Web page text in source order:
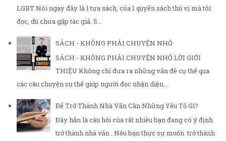
LGBT Nói ngay đây là 1 tựa sách, của 1 quyển sách thú vị mà tôi
đọc, dù chưa gặp tác giả. S...
SÁCH - KHÔNG PHẢI CHUYỆN NHỎ
SÁCH - KHÔNG PHẢI CHUYỆN NHỎ LỜI GIỚI
THIỆU Không chỉ đưa ra những vấn đề cụ thể qua
các câu chuyện cụ thể giúp người đọc nhận diện...
Để Trở Thành Nhà Văn Cần Những Yếu Tố Gì?
Đây hẳn là câu hỏi của rất nhiều bạn đang có ý định
trở thành nhà văn . Nếu bạn thực sự muốn trở thành